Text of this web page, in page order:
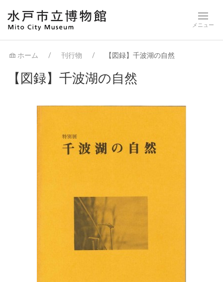
ホーム 刊行物 【図録】千波湖の自然
【図録】千波湖の自然